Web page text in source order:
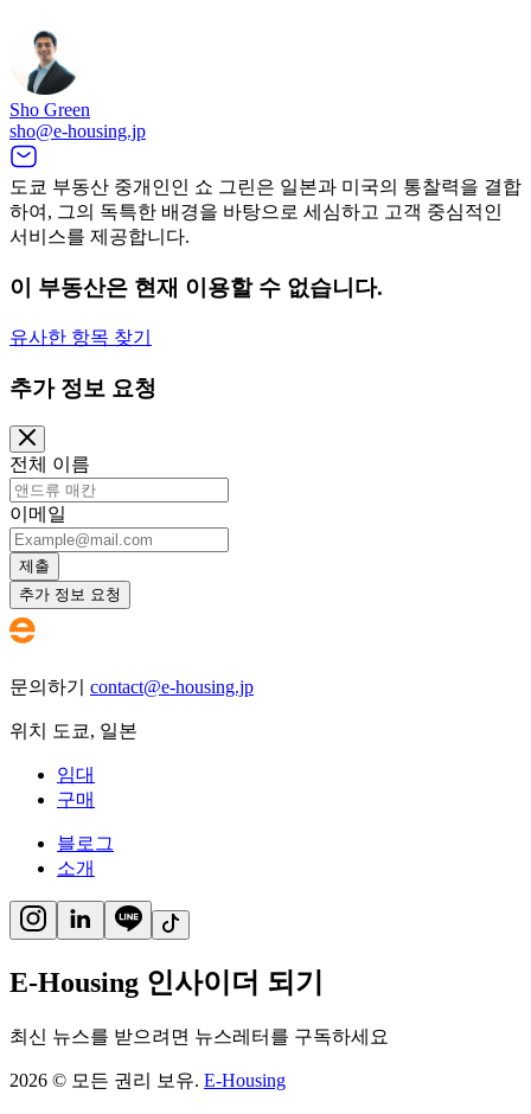
Sho Green
sho@e-housing.jp
도쿄 부동산 중개인인 쇼 그린은 일본과 미국의 통찰력을 결합
하여, 그의 독특한 배경을 바탕으로 세심하고 고객 중심적인
서비스를 제공합니다.
이 부동산은 현재 이용할 수 없습니다.
유사한 항목 찾기
추가 정보 요청
전체 이름
이메일
제출
추가 정보 요청
문의하기 contact@e-housing.jp
위치 도쿄, 일본
임대
구매
블로그
소개
E-Housing 인사이더 되기
최신 뉴스를 받으려면 뉴스레터를 구독하세요
2026 © 모든 권리 보유. E-Housing